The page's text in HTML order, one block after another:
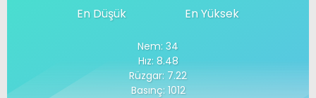
En Düşük En Yüksek
Nem: 34
Hız: 8.48
Rüzgar: 7.22
Basınç: 1012